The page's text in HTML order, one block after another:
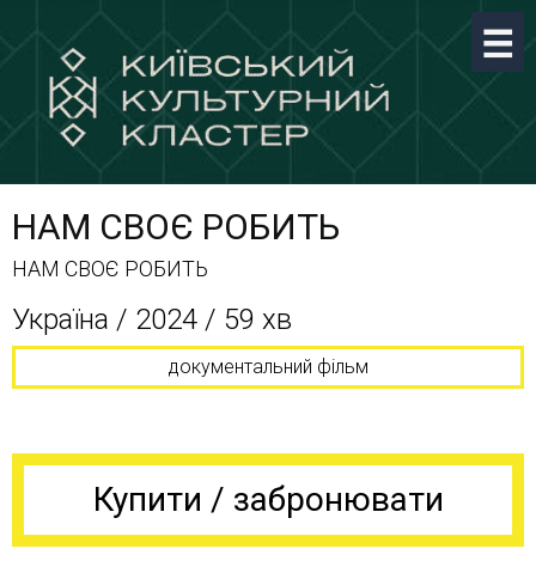
НАМ СВОЄ РОБИТЬ
НАМ СВОЄ РОБИТЬ
Україна / 2024 / 59 хв
документальний фільм
Купити / забронювати